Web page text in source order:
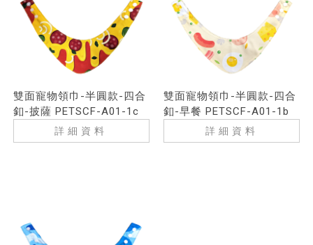
雙面寵物領巾-半圓款-四合
釦-披薩 PETSCF-A01-1c
詳細資料
雙面寵物領巾-半圓款-四合
釦-早餐 PETSCF-A01-1b
詳細資料